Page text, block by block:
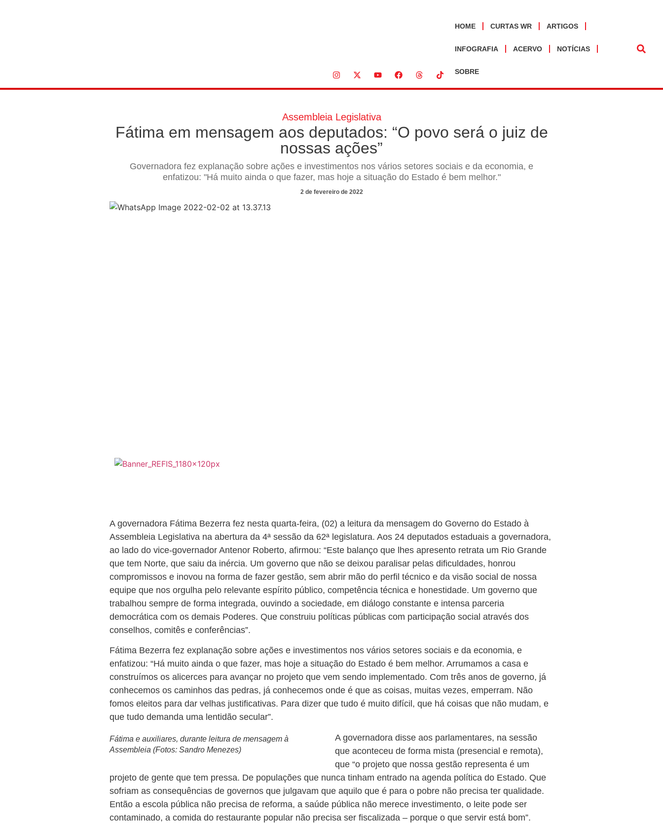
HOME CURTAS WR ARTIGOS
INFOGRAFIA ACERVO NOTÍCIAS
SOBRE
Assembleia Legislativa
Fátima em mensagem aos deputados: “O povo será o juiz de
nossas ações”
Governadora fez explanação sobre ações e investimentos nos vários setores sociais e da economia, e
enfatizou: "Há muito ainda o que fazer, mas hoje a situação do Estado é bem melhor."
2 de fevereiro de 2022
A governadora Fátima Bezerra fez nesta quarta-feira, (02) a leitura da mensagem do Governo do Estado à
Assembleia Legislativa na abertura da 4ª sessão da 62ª legislatura. Aos 24 deputados estaduais a governadora,
ao lado do vice-governador Antenor Roberto, afirmou: “Este balanço que lhes apresento retrata um Rio Grande
que tem Norte, que saiu da inércia. Um governo que não se deixou paralisar pelas dificuldades, honrou
compromissos e inovou na forma de fazer gestão, sem abrir mão do perfil técnico e da visão social de nossa
equipe que nos orgulha pelo relevante espírito público, competência técnica e honestidade. Um governo que
trabalhou sempre de forma integrada, ouvindo a sociedade, em diálogo constante e intensa parceria
democrática com os demais Poderes. Que construiu políticas públicas com participação social através dos
conselhos, comitês e conferências”.
Fátima Bezerra fez explanação sobre ações e investimentos nos vários setores sociais e da economia, e
enfatizou: “Há muito ainda o que fazer, mas hoje a situação do Estado é bem melhor. Arrumamos a casa e
construímos os alicerces para avançar no projeto que vem sendo implementado. Com três anos de governo, já
conhecemos os caminhos das pedras, já conhecemos onde é que as coisas, muitas vezes, emperram. Não
fomos eleitos para dar velhas justificativas. Para dizer que tudo é muito difícil, que há coisas que não mudam, e
que tudo demanda uma lentidão secular”.
Fátima e auxiliares, durante leitura de mensagem à
Assembleia (Fotos: Sandro Menezes)
A governadora disse aos parlamentares, na sessão
que aconteceu de forma mista (presencial e remota),
que “o projeto que nossa gestão representa é um
projeto de gente que tem pressa. De populações que nunca tinham entrado na agenda política do Estado. Que
sofriam as consequências de governos que julgavam que aquilo que é para o pobre não precisa ter qualidade.
Então a escola pública não precisa de reforma, a saúde pública não merece investimento, o leite pode ser
contaminado, a comida do restaurante popular não precisa ser fiscalizada – porque o que servir está bom”.